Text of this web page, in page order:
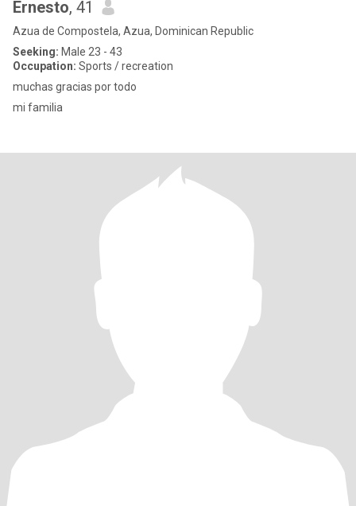
Ernesto, 41
Azua de Compostela, Azua, Dominican Republic
Seeking: Male 23 - 43
Occupation: Sports / recreation
muchas gracias por todo
mi familia